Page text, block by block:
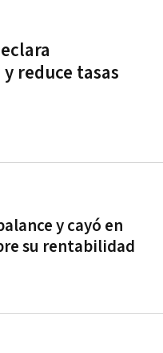
reduce tasas
y cayó en
su rentabilidad